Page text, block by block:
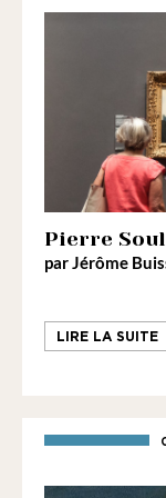
Pierre
par Jérôme
LIRE LA SUITE